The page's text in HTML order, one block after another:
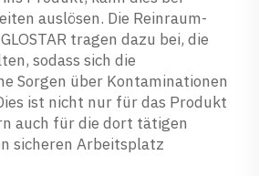
auslösen. Die Reinraum-
tragen dazu bei, die
sodass sich die
Sorgen über Kontaminationen
ist nicht nur für das Produkt
auch für die dort tätigen
sicheren Arbeitsplatz